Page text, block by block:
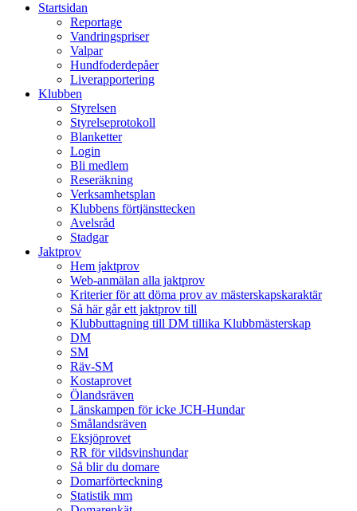
Startsidan
Reportage
Vandringspriser
Valpar
Hundfoderdepåer
Liverapportering
Klubben
Styrelsen
Styrelseprotokoll
Blanketter
Login
Bli medlem
Reseräkning
Verksamhetsplan
Klubbens förtjänsttecken
Avelsråd
Stadgar
Jaktprov
Hem jaktprov
Web-anmälan alla jaktprov
Kriterier för att döma prov av mästerskapskaraktär
Så här går ett jaktprov till
Klubbuttagning till DM tillika Klubbmästerskap
DM
SM
Räv-SM
Kostaprovet
Ölandsräven
Länskampen för icke JCH-Hundar
Smålandsräven
Eksjöprovet
RR för vildsvinshundar
Så blir du domare
Domarförteckning
Statistik mm